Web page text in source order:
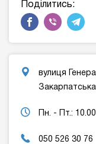
Поділитись:
вулиця
Пн. - Пт.:
050 526 30 76